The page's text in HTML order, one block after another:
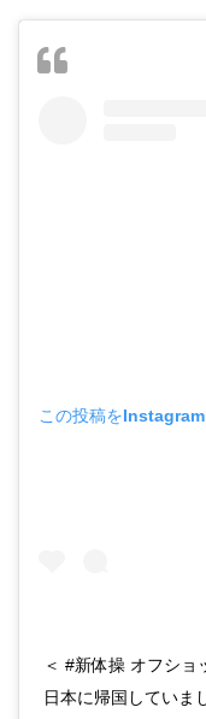
この投稿をInstagram
＜ #新体操 オフショ
日本に帰国していま